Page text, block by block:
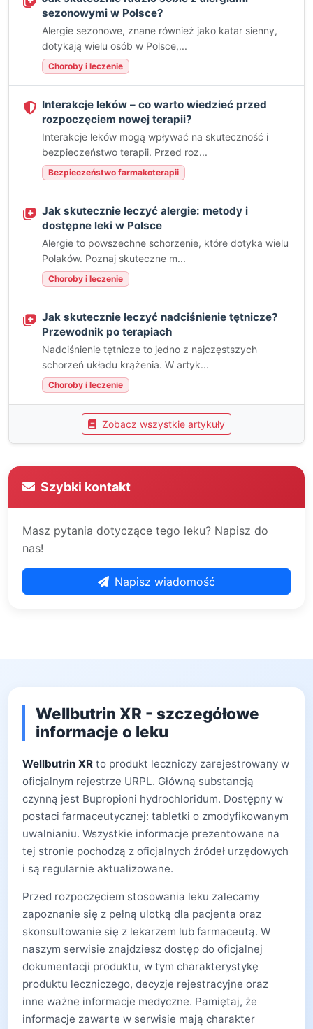
sezonowymi w Polsce?
Alergie sezonowe, znane również jako katar sienny,
dotykają wielu osób w Polsce,...
Choroby i leczenie
Interakcje leków – co warto wiedzieć przed
rozpoczęciem nowej terapii?
Interakcje leków mogą wpływać na skuteczność i
bezpieczeństwo terapii. Przed roz...
Bezpieczeństwo farmakoterapii
Jak skutecznie leczyć alergie: metody i
dostępne leki w Polsce
Alergie to powszechne schorzenie, które dotyka wielu
Polaków. Poznaj skuteczne m...
Choroby i leczenie
Jak skutecznie leczyć nadciśnienie tętnicze?
Przewodnik po terapiach
Nadciśnienie tętnicze to jedno z najczęstszych
schorzeń układu krążenia. W artyk...
Choroby i leczenie
Zobacz wszystkie artykuły
Szybki kontakt
Masz pytania dotyczące tego leku? Napisz do
nas!
Napisz wiadomość
Wellbutrin XR - szczegółowe
informacje o leku
Wellbutrin XR to produkt leczniczy zarejestrowany w
oficjalnym rejestrze URPL. Główną substancją
czynną jest Bupropioni hydrochloridum. Dostępny w
postaci farmaceutycznej: tabletki o zmodyfikowanym
uwalnianiu. Wszystkie informacje prezentowane na
tej stronie pochodzą z oficjalnych źródeł urzędowych
i są regularnie aktualizowane.
Przed rozpoczęciem stosowania leku zalecamy
zapoznanie się z pełną ulotką dla pacjenta oraz
skonsultowanie się z lekarzem lub farmaceutą. W
naszym serwisie znajdziesz dostęp do oficjalnej
dokumentacji produktu, w tym charakterystykę
produktu leczniczego, decyzje rejestracyjne oraz
inne ważne informacje medyczne. Pamiętaj, że
informacje zawarte w serwisie mają charakter